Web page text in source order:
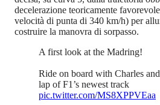
decelerazione teoricamente
velocità di punta di 340 km/h) per
costruire la manovra di sorpasso.
A first look at the Madring! ‍
Ride on board with Charles
lap of F1’s newest track
pic.twitter.com/MS8XPPVEaa